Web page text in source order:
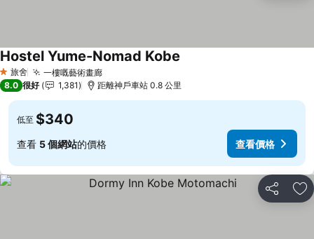
1 星級
旅舍 一樓嘅藝術畫廊查看價格
Hostel Yume-Nomad Kobe
8.0 很好 1,381 距離神戶車站 0.8 公里
低至 $340
查看 5 個網站的價格 查看價格
分享 放